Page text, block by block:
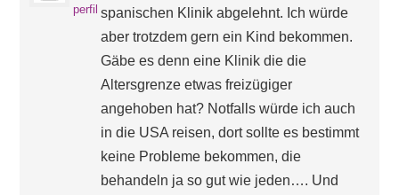
perfil spanischen Klinik abgelehnt. Ich würde
aber trotzdem gern ein Kind bekommen.
Gäbe es denn eine Klinik die die
Altersgrenze etwas freizügiger
angehoben hat? Notfalls würde ich auch
in die USA reisen, dort sollte es bestimmt
keine Probleme bekommen, die
behandeln ja so gut wie jeden…. Und